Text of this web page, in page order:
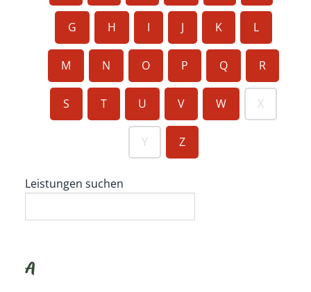
G H I J K L
M N O P Q R
S T U V W X
Y Z
Leistungen suchen
A